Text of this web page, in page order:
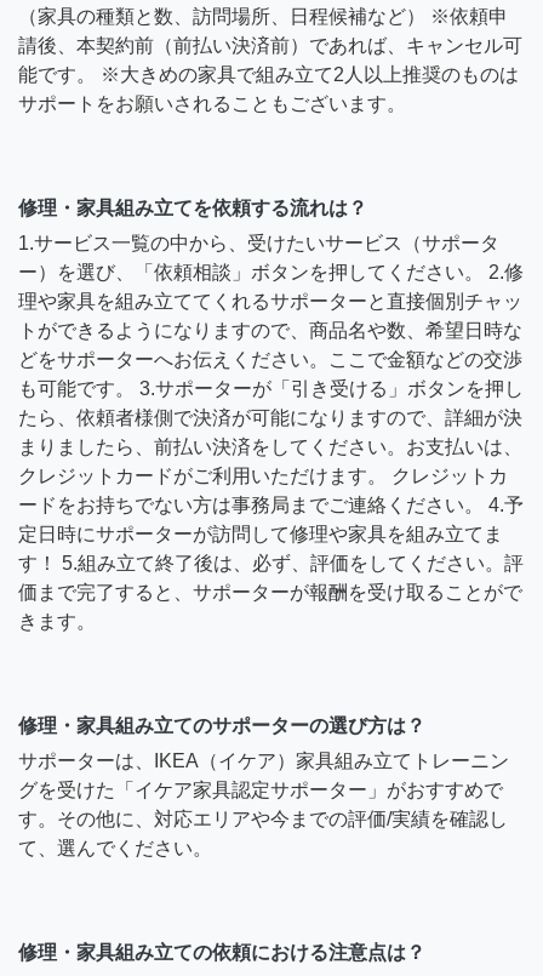
（家具の種類と数、訪問場所、日程候補など） ※依頼申
請後、本契約前（前払い決済前）であれば、キャンセル可
能です。 ※大きめの家具で組み立て2人以上推奨のものは
サポートをお願いされることもございます。
修理・家具組み立てを依頼する流れは？
1.サービス一覧の中から、受けたいサービス（サポータ
ー）を選び、「依頼相談」ボタンを押してください。 2.修
理や家具を組み立ててくれるサポーターと直接個別チャッ
トができるようになりますので、商品名や数、希望日時な
どをサポーターへお伝えください。ここで金額などの交渉
も可能です。 3.サポーターが「引き受ける」ボタンを押し
たら、依頼者様側で決済が可能になりますので、詳細が決
まりましたら、前払い決済をしてください。お支払いは、
クレジットカードがご利用いただけます。 クレジットカ
ードをお持ちでない方は事務局までご連絡ください。 4.予
定日時にサポーターが訪問して修理や家具を組み立てま
す！ 5.組み立て終了後は、必ず、評価をしてください。評
価まで完了すると、サポーターが報酬を受け取ることがで
きます。
修理・家具組み立てのサポーターの選び方は？
サポーターは、IKEA（イケア）家具組み立てトレーニン
グを受けた「イケア家具認定サポーター」がおすすめで
す。その他に、対応エリアや今までの評価/実績を確認し
て、選んでください。
修理・家具組み立ての依頼における注意点は？